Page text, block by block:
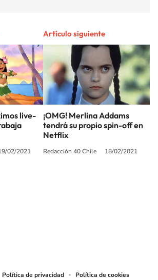
live-
02/2021
Artículo siguiente
¡OMG! Merlina Addams
tendrá su propio spin-off en
Netflix
Redacción 40 Chile 18/02/2021
Política de privacidad
Política de cookies